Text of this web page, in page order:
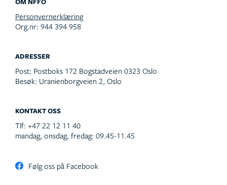
Personvernerklæring
Org.nr: 944 394 958
ADRESSER
Post: Postboks 172 Bogstadveien 0323 Oslo
Besøk: Uranienborgveien 2, Oslo
KONTAKT OSS
Tlf: +47 22 12 11 40
mandag, onsdag, fredag: 09.45-11.45
Følg oss på Facebook